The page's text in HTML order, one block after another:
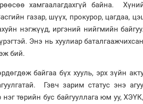
хамгаалагдахгүй байна.
газар, шүүх, прокурор, цагдаа,
нэгжүүд, иргэний нийгмийн
Энэ нь хуулиар
бий.
байгаа бүх хууль, эрх зүйн
Гэвч зарим статус энэ
нэг төрийн бус байгууллага юм уу,